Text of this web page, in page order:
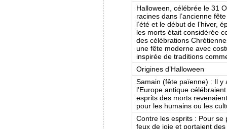
Halloween, célébrée le 31
racines dans l’ancienne
l’été et le début de l’hiver,
les morts était considérée
des célébrations
une fête moderne avec
inspirée de traditions
Origines d’Halloween
Samain (fête païenne) : Il y
l’Europe antique
esprits des morts
pour les humains ou les
Contre les esprits : Pour se
feux de joie et portaient